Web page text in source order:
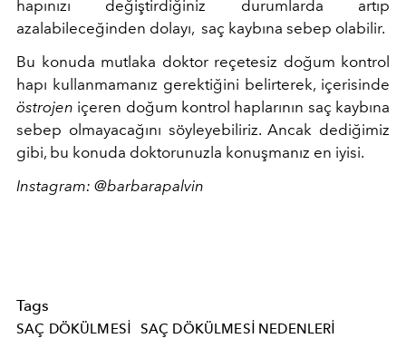
hapınızı değiştirdiğiniz durumlarda artıp
azalabileceğinden dolayı, saç kaybına sebep olabilir.
Bu konuda mutlaka doktor reçetesiz doğum kontrol
hapı kullanmamanız gerektiğini belirterek, içerisinde
östrojen içeren doğum kontrol haplarının saç kaybına
sebep olmayacağını söyleyebiliriz. Ancak dediğimiz
gibi, bu konuda doktorunuzla konuşmanız en iyisi.
Instagram: @barbarapalvin
Tags
SAÇ DÖKÜLMESI
SAÇ DÖKÜLMESI NEDENLERI